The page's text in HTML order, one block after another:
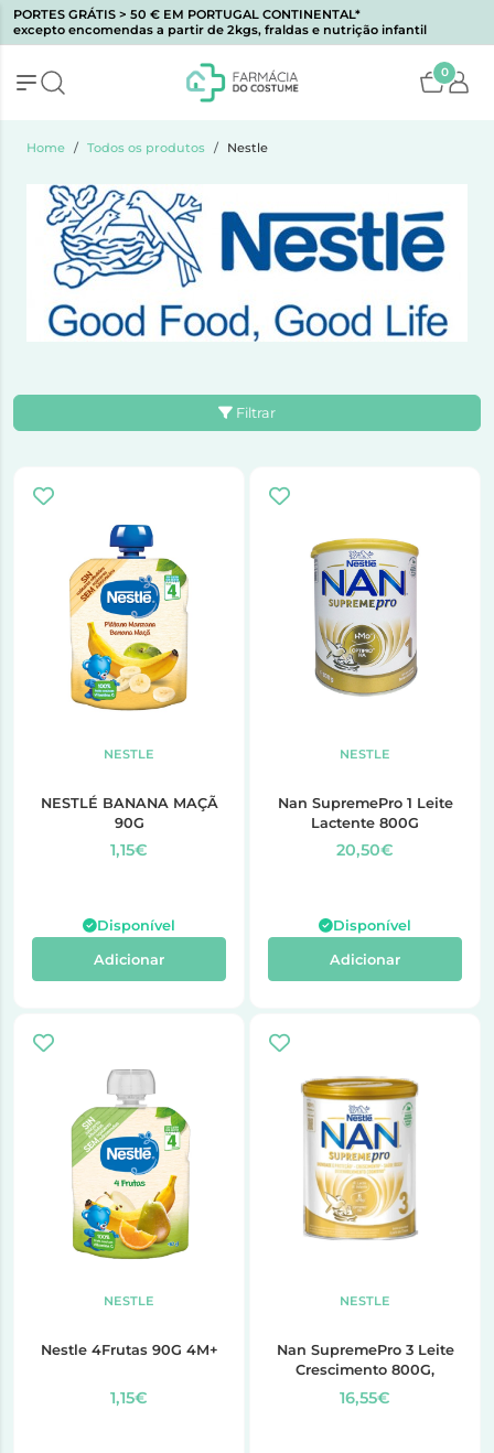
PORTES GRÁTIS > 50 € EM PORTUGAL CONTINENTAL*
excepto encomendas a partir de 2kgs, fraldas e nutrição infantil
0
Home Todos os produtos Nestle
Filtrar
NESTLE
NESTLÉ BANANA MAÇÃ
90G
1,15€
Disponível
Adicionar
NESTLE
Nan SupremePro 1 Leite
Lactente 800G
20,50€
Disponível
Adicionar
NESTLE
Nestle 4Frutas 90G 4M+
1,15€
NESTLE
Nan SupremePro 3 Leite
Crescimento 800G,
16,55€